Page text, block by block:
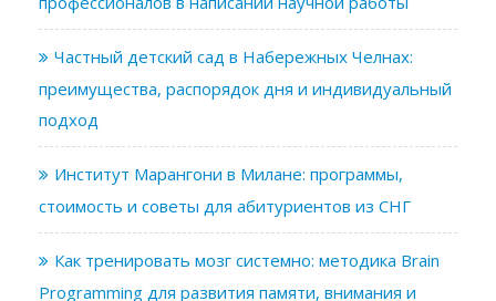
Частный детский сад в Набережных Челнах:
преимущества, распорядок дня и индивидуальный
подход
Институт Марангони в Милане: программы,
стоимость и советы для абитуриентов из СНГ
Как тренировать мозг системно: методика Brain
Programming для развития памяти, внимания и